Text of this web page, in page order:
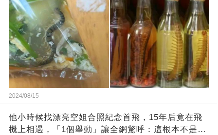
2024/08/15
他小時候找漂亮空姐合照紀念首飛，15年后竟在飛
機上相遇，「1個舉動」讓全網驚呼：這根本不是巧